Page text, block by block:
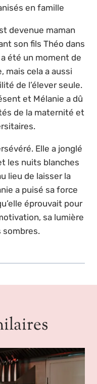
en famille
devenue maman
son fils Théo dans
été un moment de
mais cela a aussi
de l’élever seule.
et Mélanie a dû
de la maternité et
Elle a jonglé
les nuits blanches
lieu de laisser la
a puisé sa force
éprouvait pour
sa lumière
sombres.